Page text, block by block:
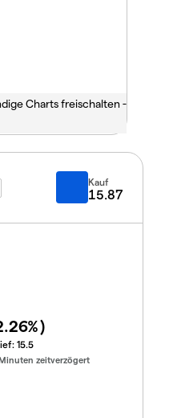
Charts freischalten -
Kauf
15.87
%)
15.5
zeitverzögert